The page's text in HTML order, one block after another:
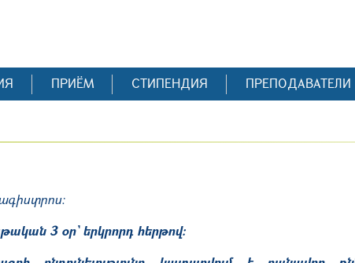
ПРИЁМ СТИПЕНДИЯ ПРЕПОДАВАТЕЛИ
3 օր՝ երկրորդ հերթով։